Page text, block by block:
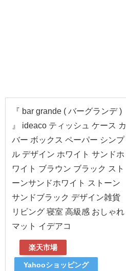
『 bar grande ( バーグランデ )
』 ideaco ティッシュ ケース カ
バー ボックス ペーパー シンプ
ル デザイン ホワイト サンドホ
ワイト ブラウン ブラック スト
ーンサンドホワイト ストーン
サンドブラック デザイン雑貨
リビング 寝室 高級感 おしゃれ
マット イデアコ
楽天市場
Yahooショッピング